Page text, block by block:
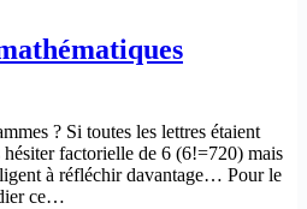
? Si toutes les lettres étaient
factorielle de 6 (6!=720) mais
à réfléchir davantage… Pour le
ce…